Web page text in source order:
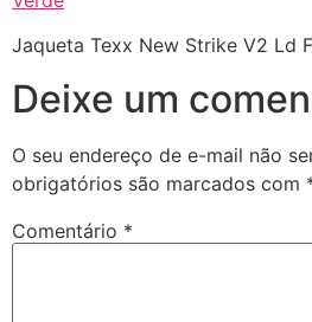
Jaqueta Texx New Strike V2 Ld
Deixe um
O seu endereço de e-mail não
obrigatórios são marcados com
Comentário *